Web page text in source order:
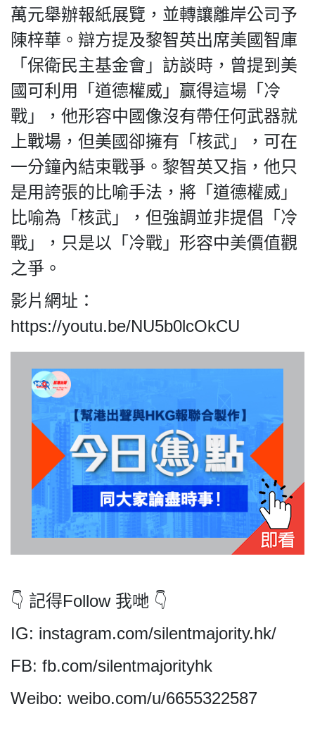
活動
關於我們
我們的立場
登記支持
聯絡我們
責
明
2018
Majority
萬元舉辦報紙展覽，並轉讓離岸公司予
陳梓華。辯方提及黎智英出席美國智庫
「保衛民主基金會」訪談時，曾提到美
國可利用「道德權威」贏得這場「冷
戰」，他形容中國像沒有帶任何武器就
上戰場，但美國卻擁有「核武」，可在
一分鐘內結束戰爭。黎智英又指，他只
是用誇張的比喻手法，將「道德權威」
比喻為「核武」，但強調並非提倡「冷
戰」，只是以「冷戰」形容中美價值觀
之爭。
影片網址：
https://youtu.be/NU5b0lcOkCU
👇 記得Follow 我哋 👇
IG: instagram.com/silentmajority.hk/
FB: fb.com/silentmajorityhk
Weibo: weibo.com/u/6655322587